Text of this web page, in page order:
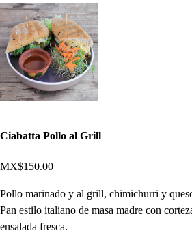
Ciabatta Pollo al Grill
MX$150.00
Pollo marinado y al grill, chimichurri y
Pan estilo italiano de masa madre con
ensalada fresca.